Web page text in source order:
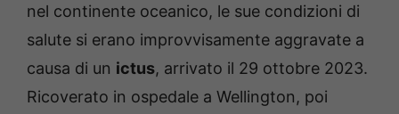
nel continente oceanico, le sue condizioni di
salute si erano improvvisamente aggravate a
causa di un ictus, arrivato il 29 ottobre 2023.
Ricoverato in ospedale a Wellington, poi